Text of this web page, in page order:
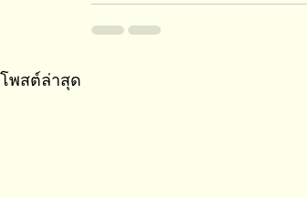
โพสต์ล่าสุด